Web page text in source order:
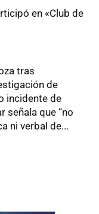
en «Club de
tras
de
incidente de
señala que “no
ni verbal de...